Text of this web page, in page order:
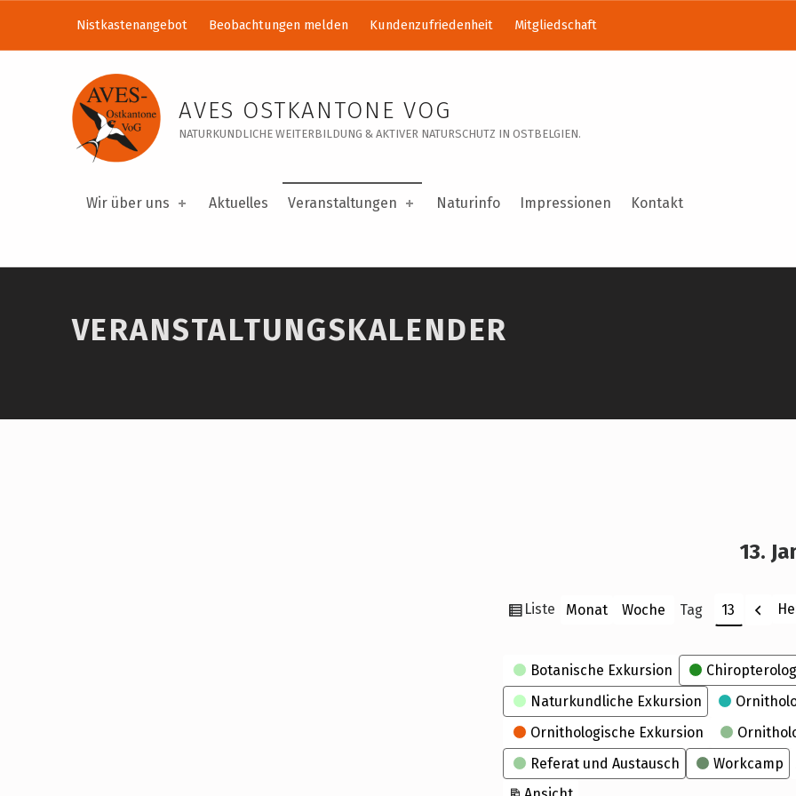
Veranstaltungskalender – AVES Ostkantone VoG
AVES OSTKANTONE VOG
NATURKUNDLICHE WEITERBILDUNG & AKTIVER NATURSCHUTZ IN OSTBELGIEN.
Wir über uns Aktuelles Veranstaltungen Naturinfo Impressionen Kontakt
Nistkastenangebot Beobachtungen melden Kundenzufriedenheit Mitgliedschaft
VERANSTALTUNGSKALENDER
13.
Ansicht
Liste Monat Woche Tag
Monat
Tag
Jahr
Kategorien
Botanische Exkursion
Naturkundliche Exkursion
Ornithologische Exkursion
Referat und Austausch
Workcamp